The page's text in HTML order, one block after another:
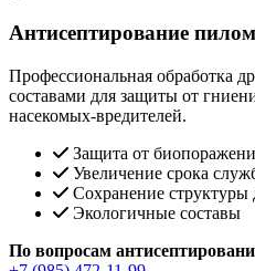
Антисептирование
Профессиональная обработка
составами для защиты от
насекомых-вредителей.
Защита от
Увеличение срока
Сохранение структуры
Экологичные составы
По вопросам